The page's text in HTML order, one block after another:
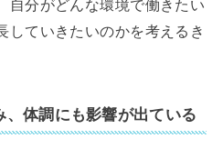
自分がどんな環境で働きたい
していきたいのかを考えるき
体調にも影響が出ている